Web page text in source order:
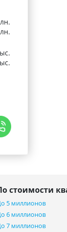
стоимости
5 миллионов
6 миллионов
7 миллионов